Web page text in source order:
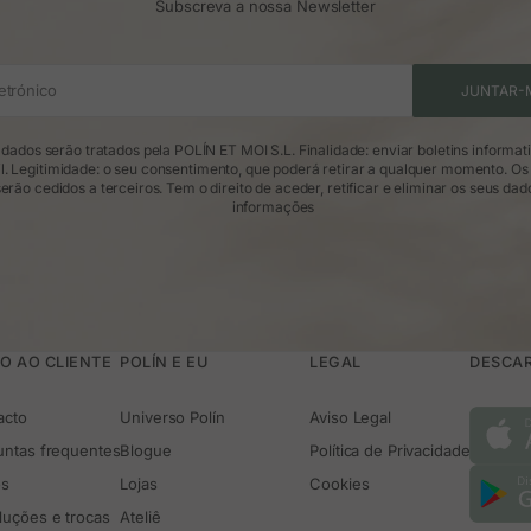
Como combinar os lenços de mulher?
roupa lisa; se o teu outfit já tem textura ou cor, procura um lenço que
larga ou simplesmente amarrado atrás com as pontas soltas. O
naqueles em que não sabes o que fazer com o teu cabelo, é uma
Subscreva a nossa Newsletter
JUNTAR-
dados serão tratados pela POLÍN ET MOI S.L. Finalidade: enviar boletins
Legitimidade: o seu consentimento, que poderá retirar a qualquer momento. Os
cedidos a terceiros. Tem o direito de aceder, retificar e eliminar os seus
informações
AO CLIENTE
frequentes
e trocas
POLÍN E EU
Universo Polín
Blogue
Lojas
Ateliê
LEGAL
Aviso Legal
Política de Privacidade
Cookies